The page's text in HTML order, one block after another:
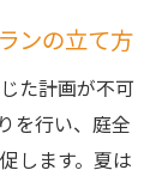
ンの立て方
た計画が不可
を行い、庭全
します。夏は